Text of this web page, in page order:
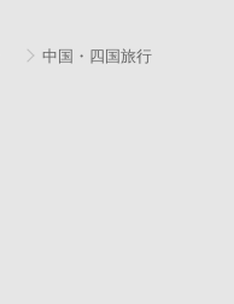
中国・四国旅行